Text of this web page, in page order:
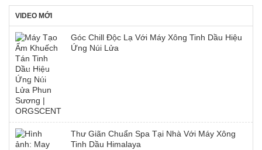
VIDEO MỚI
Góc Chill Độc Lạ Với Máy Xông Tinh Dầu Hiệu
Ứng Núi Lửa
Thư Giãn Chuẩn Spa Tại Nhà Với Máy Xông
Tinh Dầu Himalaya